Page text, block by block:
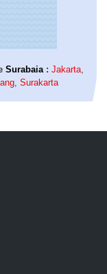
Surabaia: Jakarta,
, Surakarta